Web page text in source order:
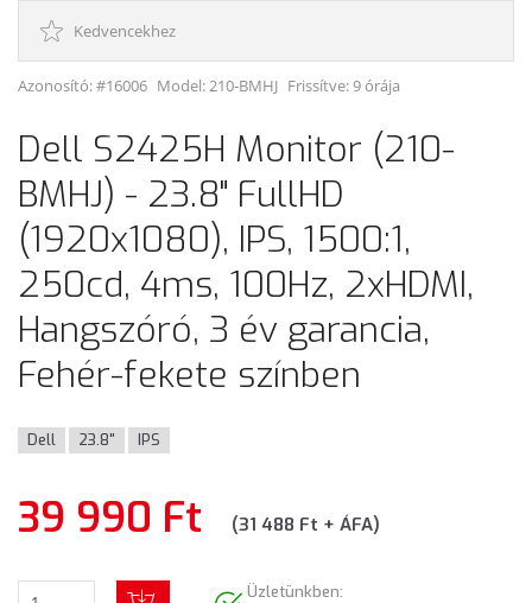
Kedvencekhez
Azonosító: #16006 Model:210-BMHJ Frissítve: 9 órája
Dell S2425H Monitor (210-
BMHJ) - 23.8" FullHD
(1920x1080), IPS, 1500:1,
250cd, 4ms, 100Hz, 2xHDMI,
Hangszóró, 3 év garancia,
Fehér-fekete színben
Dell 23.8" IPS
39 990 Ft (31 488 Ft + ÁFA)
Üzletünkben: